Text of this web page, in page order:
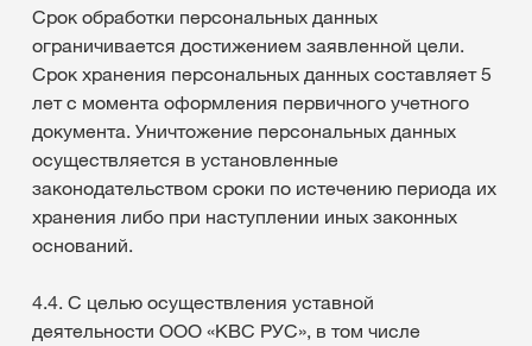
Срок обработки персональных данных
ограничивается достижением заявленной цели.
Срок хранения персональных данных составляет 5
лет с момента оформления первичного учетного
документа. Уничтожение персональных данных
осуществляется в установленные
законодательством сроки по истечению периода их
хранения либо при наступлении иных законных
оснований.
4.4. С целью осуществления уставной
деятельности ООО «КВС РУС», в том числе